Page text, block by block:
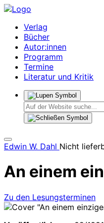
Verlag
Bücher
Autor:innen
Programm
Termine
Literatur und Kritik
Edwin W. Dahl Nicht
An einem
Zu den Lesungsterminen